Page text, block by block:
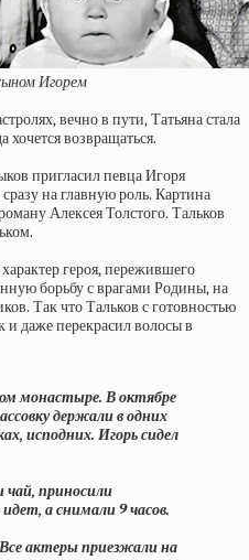
Игорем
вечно в пути, Татьяна стала
хочется возвращаться.
пригласил певца Игоря
на главную роль. Картина
Алексея Толстого. Тальков
героя, пережившего
борьбу с врагами Родины, на
Так что Тальков с готовностью
и даже перекрасил волосы в
монастыре. В октябре
держали в одних
исподних. Игорь сидел
чай, приносили
а снимали 9 часов.
актеры приезжали на